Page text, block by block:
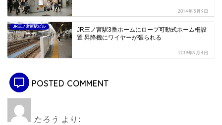
2014年5月9日
JR三ノ宮新駅ビル
JR三ノ宮駅3番ホームにロープ可動式ホーム柵設
置 昇降機にワイヤーが張られる
2019年9月4日
POSTED COMMENT
たろう より: